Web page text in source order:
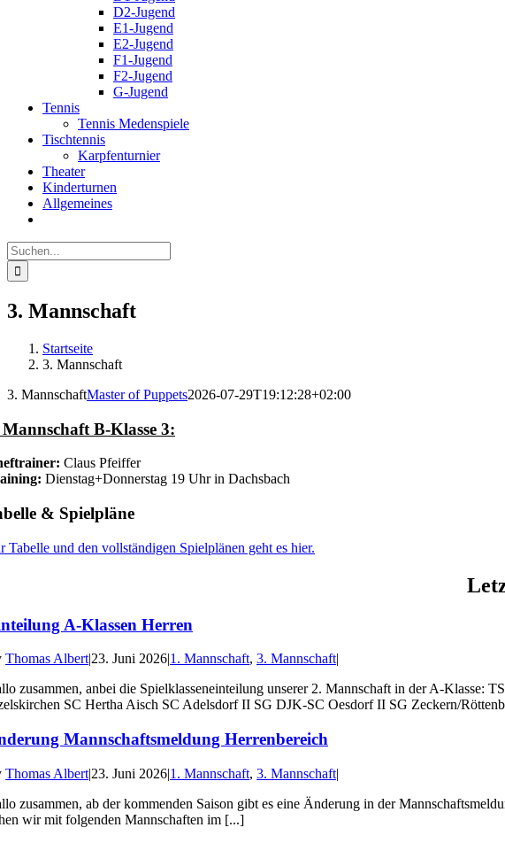
D2-Jugend
E1-Jugend
E2-Jugend
F1-Jugend
F2-Jugend
G-Jugend
Tennis
Tennis Medenspiele
Tischtennis
Karpfenturnier
Theater
Kinderturnen
Allgemeines
Suche
nach:
3. Mannschaft
Startseite
3. Mannschaft
3. MannschaftMaster of Puppets2026-07-29T19:12:28+02:00
B-Klasse 3:
Claus Pfeiffer
Dienstag+Donnerstag 19 Uhr in Dachsbach
& Spielpläne
Tabelle und den vollständigen Spielplänen geht es hier.
A-Klassen Herren
Thomas Albert|23. Juni 2026|1. Mannschaft,3. Mannschaft|
zusammen, anbei die Spielklasseneinteilung unserer 2. Mannschaft in der A-
SC Hertha Aisch SC Adelsdorf II SG DJK-SC Oesdorf II SG Zeckern/
Mannschaftsmeldung Herrenbereich
Thomas Albert|23. Juni 2026|1. Mannschaft,3. Mannschaft|
zusammen, ab der kommenden Saison gibt es eine Änderung in der
wir mit folgenden Mannschaften im [...]